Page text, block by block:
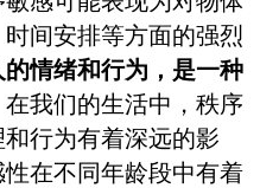
间安排等方面的强烈
情绪和行为，是一种
在我们的生活中，秩序
行为有着深远的影
在不同年龄段中有着